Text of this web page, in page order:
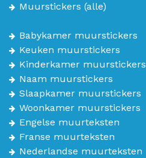
Muurstickers (alle)
Babykamer muurstickers
Keuken muurstickers
Kinderkamer muurstickers
Naam muurstickers
Slaapkamer muurstickers
Woonkamer muurstickers
Engelse muurteksten
Franse muurteksten
Nederlandse muurteksten